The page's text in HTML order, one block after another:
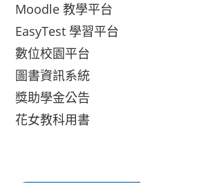
Moodle 教學平台
EasyTest 學習平台
數位校園平台
圖書資訊系統
獎助學金公告
花女教科用書